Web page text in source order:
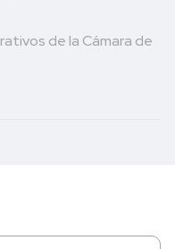
de la Cámara de